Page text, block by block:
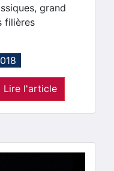
grand
filières
Lire l'article